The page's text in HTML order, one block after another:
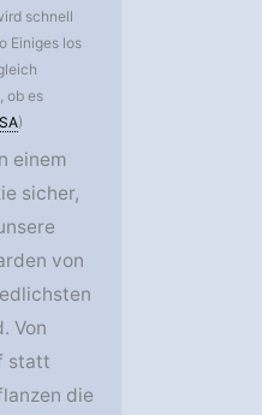
schnell
Einiges los
ob es
)
einem
sicher,
von
Von
statt
die